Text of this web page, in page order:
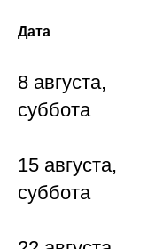
Дата
8 августа,
суббота
15 августа,
суббота